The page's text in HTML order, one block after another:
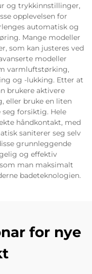
og trykkinnstillinger,
opplevelsen for
automatisk og
Mange modeller
som kan justeres ved
modeller
varmluftstørking,
og -lukking. Etter at
brukere aktivere
eller bruke en liten
forsiktig. Hele
håndkontakt, med
saniterer seg selv
grunnleggende
og effektiv
man maksimalt
badeteknologien.
for nye